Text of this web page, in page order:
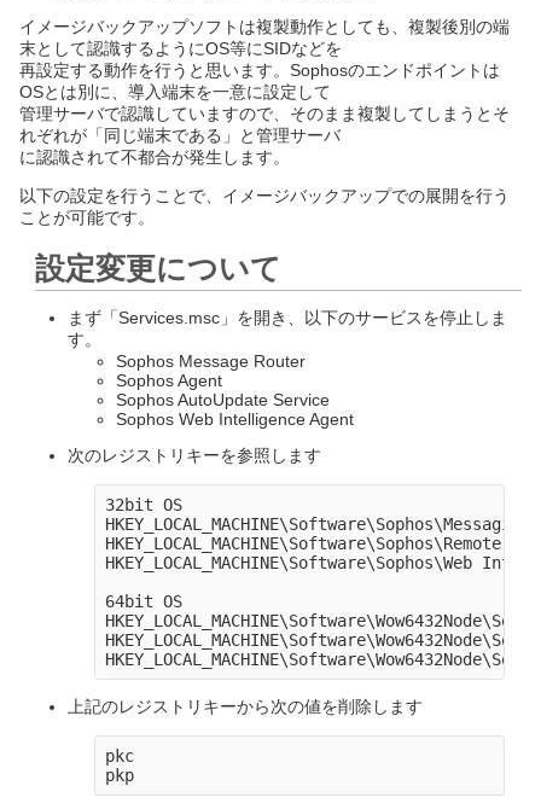
イメージバックアップソフトは複製動作としても、複製後別の端
末として認識するようにOS等にSIDなどを
再設定する動作を行うと思います。Sophosのエンドポイントは
OSとは別に、導入端末を一意に設定して
管理サーバで認識していますので、そのまま複製してしまうとそ
れぞれが「同じ端末である」と管理サーバ
に認識されて不都合が発生します。
以下の設定を行うことで、イメージバックアップでの展開を行う
ことが可能です。
設定変更について
まず「Services.msc」を開き、以下のサービスを停止しま
す。
Sophos Message Router
Sophos Agent
Sophos AutoUpdate Service
Sophos Web Intelligence Agent
次のレジストリキーを参照します
32bit OS
HKEY_LOCAL_MACHINE\Software\Sophos\Remote
HKEY_LOCAL_MACHINE\Software\Sophos\Web
64bit OS
上記のレジストリキーから次の値を削除します
pkc